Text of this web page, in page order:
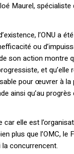
Maurel, spécialiste
l’ONU a
ou
son action montre
et qu’elle
pour œuvrer à la
ainsi qu’au
car elle est
plus que l’OMC, le
la concurrencent.